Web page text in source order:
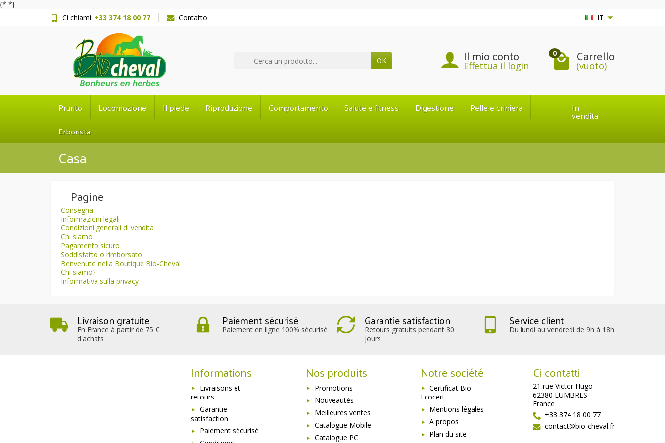
{* *}
Ci chiami: +33 374 18 00 77 Contatto IT
OK Il mio conto
Effettua il login
0 Carrello
(vuoto)
Prurito Locomozione Il piede Riproduzione Comportamento Salute e fitness Digestione
Pelle e criniera
Erborista
In
vendita
Casa
Pagine
Consegna
Informazioni legali
Condizioni generali di vendita
Chi siamo
Pagamento sicuro
Soddisfatto o rimborsato
Benvenuto nella Boutique Bio-Cheval
Chi siamo?
Informativa sulla privacy
Livraison gratuite
En France à partir de 75 €
d'achats
Paiement sécurisé
Paiement en ligne 100% sécurisé
Garantie satisfaction
Retours gratuits pendant 30
jours
Service client
Du lundi au vendredi de 9h à 18h
Informations
Livraisons et
retours
Garantie
satisfaction
Paiement sécurisé
Nos produits
Promotions
Nouveautés
Meilleures ventes
Catalogue Mobile
Catalogue PC
Notre société
Certificat Bio
Ecocert
Mentions légales
A propos
Plan du site
Ci contatti
21 rue Victor Hugo
62380 LUMBRES
France
+33 374 18 00 77
contact@bio-cheval.fr